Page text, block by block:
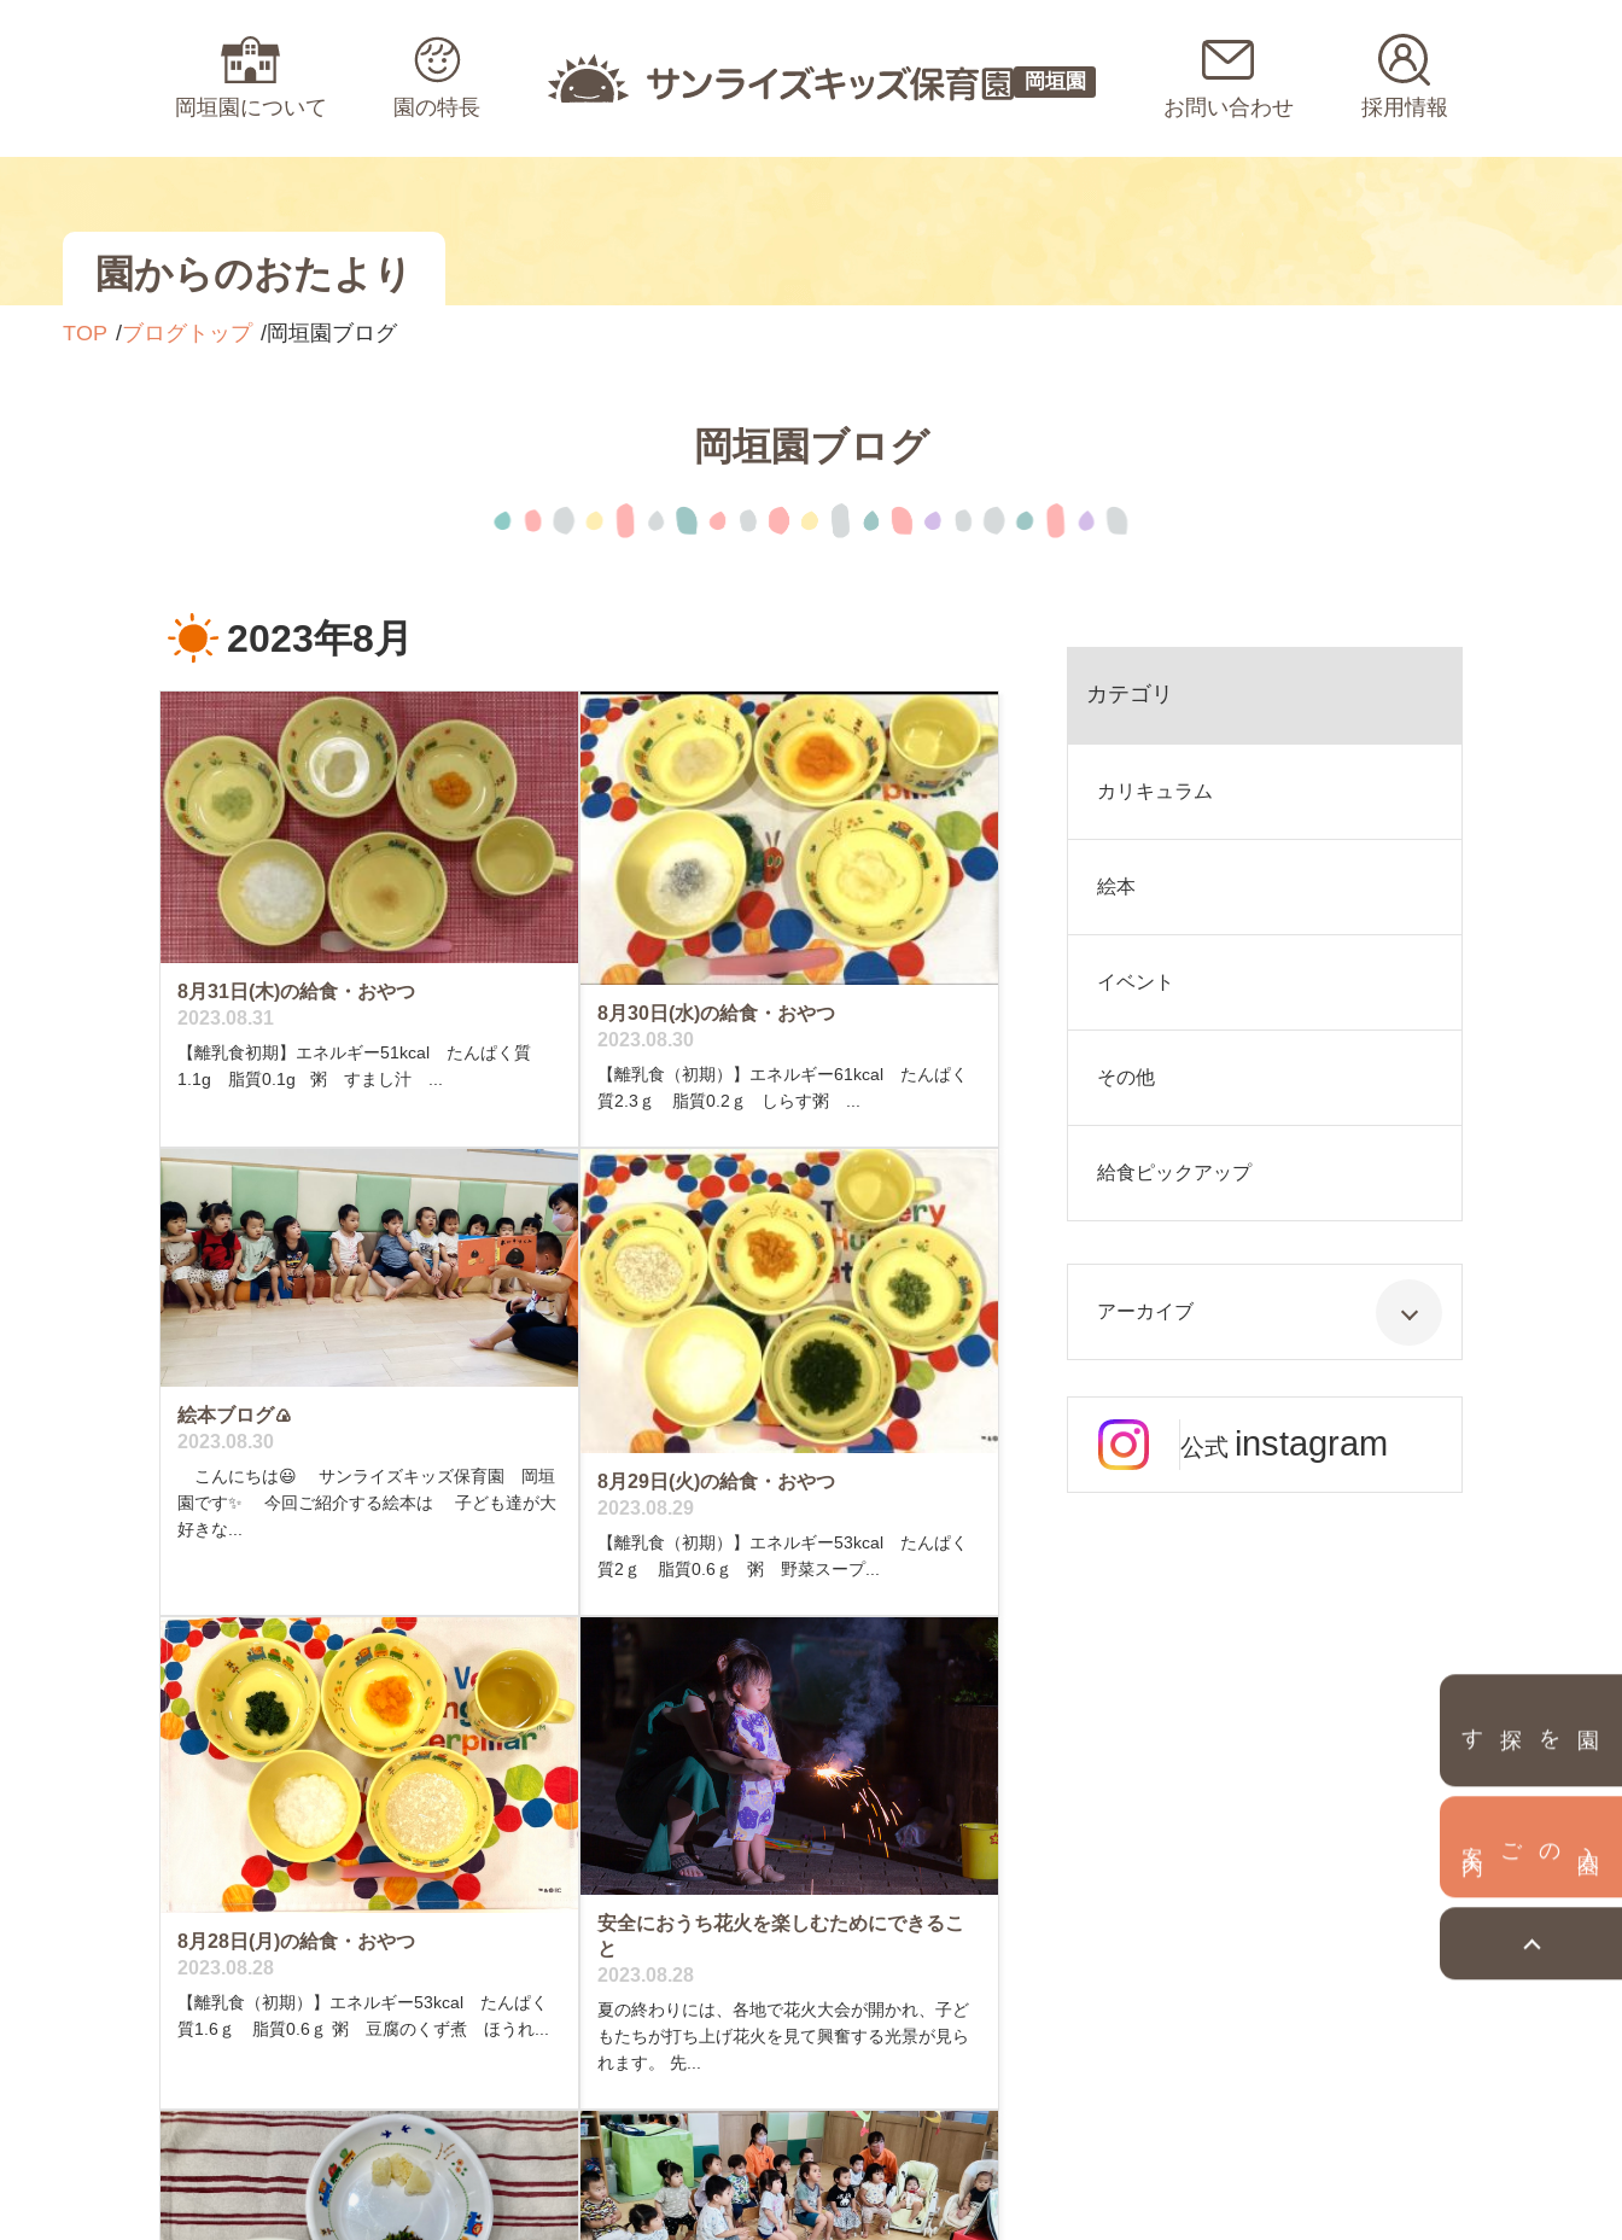
岡垣園について 園の特長
岡垣園
お問い合わせ 採用情報
園を探す
園からのおたより
TOP ブログトップ 岡垣園ブログ
岡垣園ブログ
2023年8月
8月31日(木)の給食・おやつ
2023.08.31
【離乳食初期】エネルギー51kcal たんぱく質
1.1g 脂質0.1g 粥 すまし汁 ...
8月30日(水)の給食・おやつ
2023.08.30
【離乳食（初期）】エネルギー61kcal たんぱく
質2.3ｇ 脂質0.2ｇ しらす粥 ...
絵本ブログ🍙
2023.08.30
こんにちは😃 サンライズキッズ保育園 岡垣
園です✨ 今回ご紹介する絵本は 子ども達が大
好きな...
8月29日(火)の給食・おやつ
2023.08.29
【離乳食（初期）】エネルギー53kcal たんぱく
質2ｇ 脂質0.6ｇ 粥 野菜スープ...
8月28日(月)の給食・おやつ
2023.08.28
【離乳食（初期）】エネルギー53kcal たんぱく
質1.6ｇ 脂質0.6ｇ 粥 豆腐のくず煮 ほうれ...
安全におうち花火を楽しむためにできるこ
と
2023.08.28
夏の終わりには、各地で花火大会が開かれ、子ど
もたちが打ち上げ花火を見て興奮する光景が見ら
れます。 先...
カテゴリ
カリキュラム
絵本
イベント
その他
給食ピックアップ
アーカイブ
公式 instagram